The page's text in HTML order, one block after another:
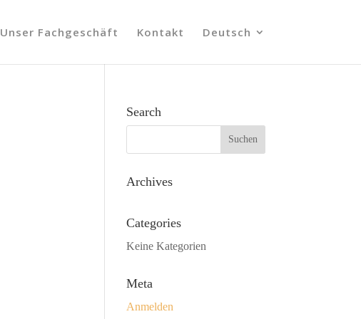
Unser Fachgeschäft Kontakt Deutsch
Search
Archives
Categories
Keine Kategorien
Meta
Anmelden